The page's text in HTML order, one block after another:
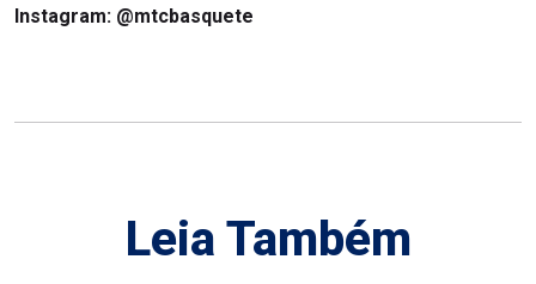
Instagram: @mtcbasquete
Leia Também